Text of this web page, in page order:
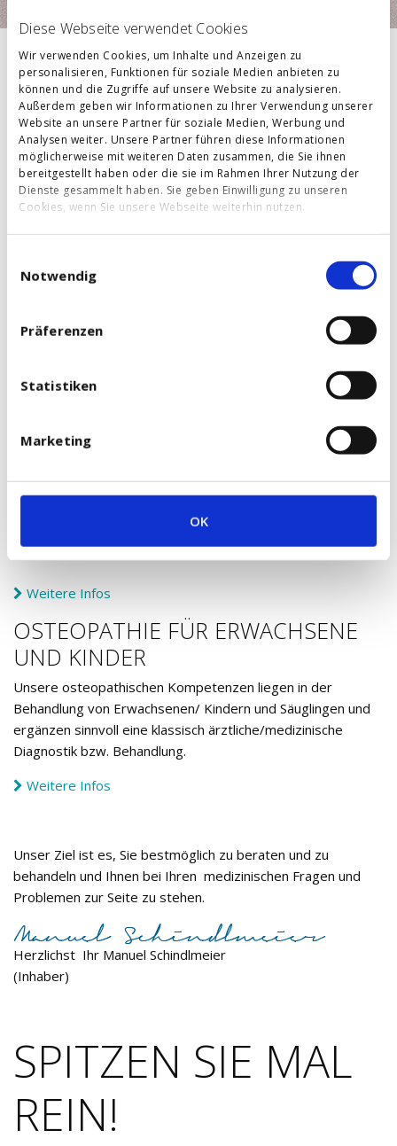
Diese Webseite verwendet Cookies
Wir verwenden Cookies, um Inhalte und Anzeigen zu
personalisieren, Funktionen für soziale Medien anbieten zu
können und die Zugriffe auf unsere Website zu analysieren.
Außerdem geben wir Informationen zu Ihrer Verwendung unserer
Website an unsere Partner für soziale Medien, Werbung und
Analysen weiter. Unsere Partner führen diese Informationen
möglicherweise mit weiteren Daten zusammen, die Sie ihnen
bereitgestellt haben oder die sie im Rahmen Ihrer Nutzung der
Dienste gesammelt haben. Sie geben Einwilligung zu unseren
Cookies, wenn Sie unsere Webseite weiterhin nutzen.
Notwendig
Präferenzen
Statistiken
Marketing
OK
Herzlich Willkommen in der Praxis für
Physiotherapie/OsteopathieundNaturheilkunde-
Manuel Schindlmeier.
Unsere Praxis befindet sich im Vilstal, in der Gemeinde
Marklkofen, zentral gelegen mit ausreichend
Parkmöglichkeiten und einem behindertengerechten Zugang.
Der physiotherapeutische Schwerpunkt der Praxis liegt in
Patienten. Sowohl die Behandlung von subakuten bzw.
chronischen Beschwerden als auch die Akutversorgung nach
Kompetenzbereich.
durch individuelles funktionelles Training in der Praxis und
durch gezielte Heimübungsprogramme schnellstmöglich
Weitere Infos
OSTEOPATHIE FÜR ERWACHSENE
UND KINDER
Unsere osteopathischen Kompetenzen liegen in der
Behandlung von Erwachsenen/ Kindern und Säuglingen und
ergänzen sinnvoll eine klassisch ärztliche/medizinische
Diagnostik bzw. Behandlung.
Weitere Infos
Unser Ziel ist es, Sie bestmöglich zu beraten und zu
behandeln und Ihnen bei Ihren medizinischen Fragen und
Problemen zur Seite zu stehen.
Herzlichst Ihr Manuel Schindlmeier
(Inhaber)
SPITZEN SIE MAL
REIN!